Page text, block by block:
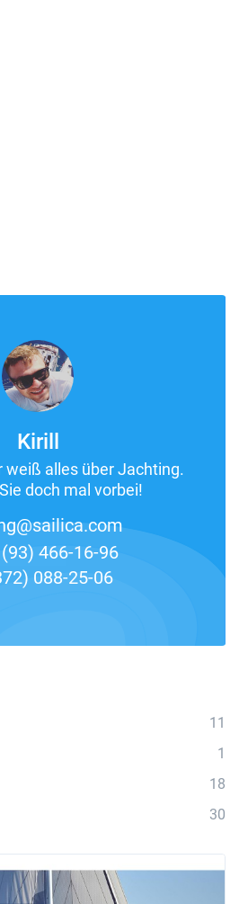
Kirill
weiß alles über Jachting.
doch mal vorbei!
466-16-96
088-25-06
11
1
18
30